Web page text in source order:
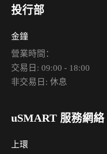
投行部
金鐘
營業時間：
交易日: 09:00 - 18:00
非交易日: 休息
uSMART 服務網絡
上環